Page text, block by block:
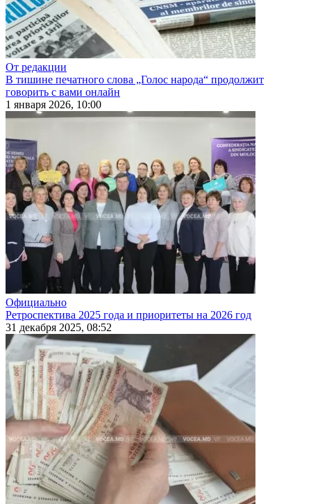
От редакции
В тишине печатного слова „Голос народа“ продолжит
говорить с вами онлайн
1 января 2026, 10:00
Официально
Ретроспектива 2025 года и приоритеты на 2026 год
31 декабря 2025, 08:52